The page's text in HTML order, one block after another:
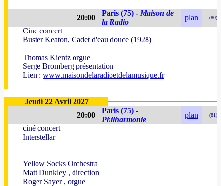
20:00
Paris (75) - Maison de
la Radio
plan (80)
Cine concert
Buster Keaton, Cadet d'eau douce (1928)
Thomas Kientz orgue
Serge Bromberg présentation
Lien : www.maisondelaradioetdelamusique.fr
Jeudi 22 Avril 2027
20:00
Paris (75) -
Philharmonie
plan (81)
ciné concert
Interstellar
Yellow Socks Orchestra
Matt Dunkley , direction
Roger Sayer , orgue